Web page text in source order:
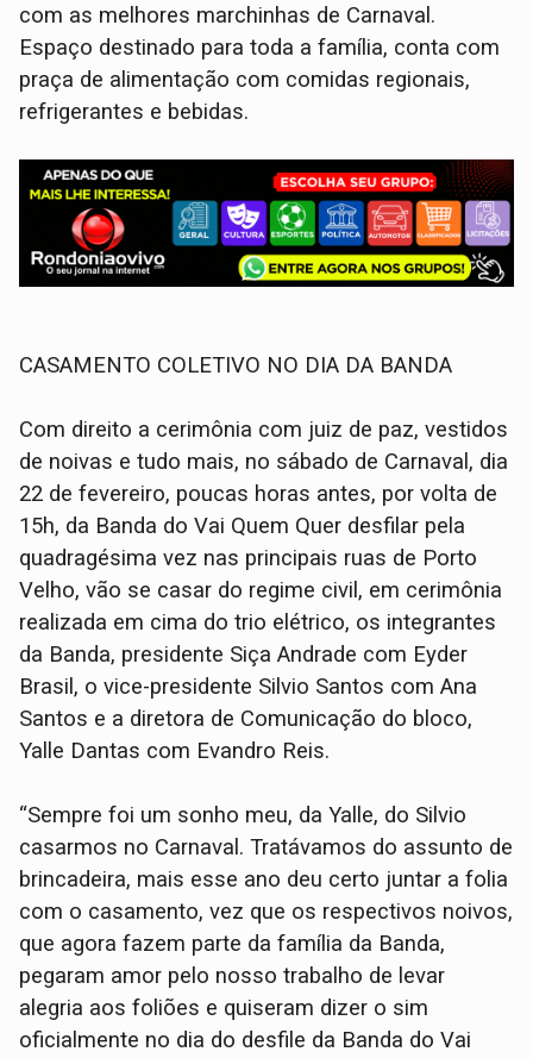
com as melhores marchinhas de Carnaval.
Espaço destinado para toda a família, conta com
praça de alimentação com comidas regionais,
refrigerantes e bebidas.
CASAMENTO COLETIVO NO DIA DA BANDA
Com direito a cerimônia com juiz de paz, vestidos
de noivas e tudo mais, no sábado de Carnaval, dia
22 de fevereiro, poucas horas antes, por volta de
15h, da Banda do Vai Quem Quer desfilar pela
quadragésima vez nas principais ruas de Porto
Velho, vão se casar do regime civil, em cerimônia
realizada em cima do trio elétrico, os integrantes
da Banda, presidente Siça Andrade com Eyder
Brasil, o vice-presidente Silvio Santos com Ana
Santos e a diretora de Comunicação do bloco,
Yalle Dantas com Evandro Reis.
“Sempre foi um sonho meu, da Yalle, do Silvio
casarmos no Carnaval. Tratávamos do assunto de
brincadeira, mais esse ano deu certo juntar a folia
com o casamento, vez que os respectivos noivos,
que agora fazem parte da família da Banda,
pegaram amor pelo nosso trabalho de levar
alegria aos foliões e quiseram dizer o sim
oficialmente no dia do desfile da Banda do Vai